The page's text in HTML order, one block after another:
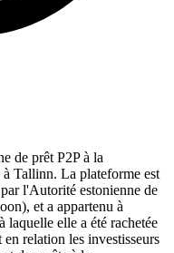
de prêt P2P à la
Tallinn. La plateforme est
l'Autorité estonienne de
et a appartenu à
elle a été rachetée
relation les investisseurs